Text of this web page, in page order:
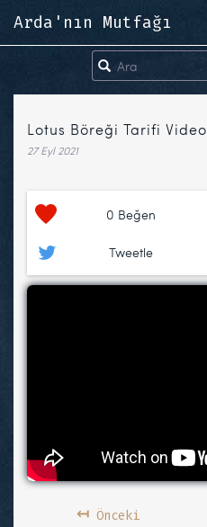
Arda'nın Mutfağı
Lotus Böreği Tarifi Video
27 Eyl 2021
0 Beğen
Tweetle
↤Önceki